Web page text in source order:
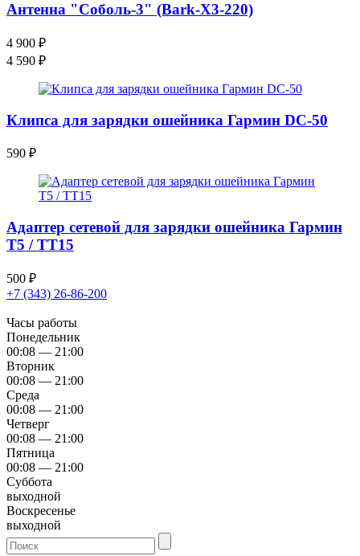
Антенна "Соболь-3" (Bark-X3-220)
4 900 ₽
4 590 ₽
Клипса для зарядки ошейника Гармин DC-50
590 ₽
Адаптер сетевой для зарядки ошейника Гармин
T5 / TT15
500 ₽
+7 (343) 26-86-200
Часы работы
Понедельник
00:08 — 21:00
Вторник
00:08 — 21:00
Среда
00:08 — 21:00
Четверг
00:08 — 21:00
Пятница
00:08 — 21:00
Суббота
выходной
Воскресенье
выходной